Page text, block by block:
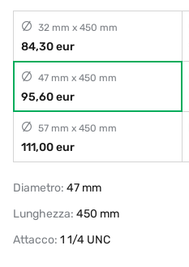
32 mm x 450 mm
84,30 eur
47 mm x 450 mm
95,60 eur
57 mm x 450 mm
111,00 eur
Diametro: 47 mm
Lunghezza: 450 mm
Attacco: 1 1/4 UNC